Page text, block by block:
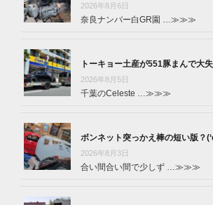
2026年8月6日
奈良ナンバー白GR園 …≫≫≫
トーキョー土産が551豚まんで大失
2026年8月5日
千葉のCeleste …≫≫≫
ボンネット突っかえ棒の短い版？
2026年8月3日
合い間合い間で少しず …≫≫≫